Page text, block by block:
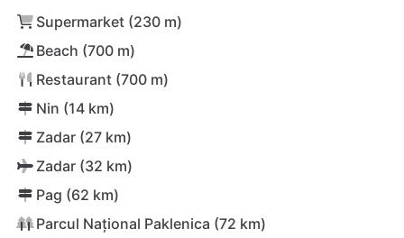
Supermarket (230 m)
Beach (700 m)
Restaurant (700 m)
Nin (14 km)
Zadar (27 km)
Zadar (32 km)
Pag (62 km)
Parcul Național Paklenica (72 km)